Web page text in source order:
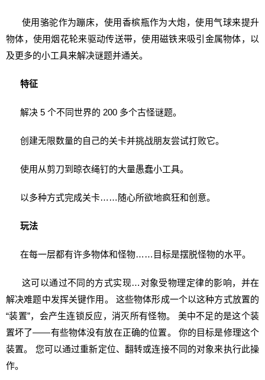
使用骆驼作为蹦床，使用香槟瓶作为大炮，使用气球来提升
物体，使用烟花轮来驱动传送带，使用磁铁来吸引金属物体，以
及更多的小工具来解决谜题并通关。
特征
解决 5 个不同世界的 200 多个古怪谜题。
创建无限数量的自己的关卡并挑战朋友尝试打败它。
使用从剪刀到晾衣绳钉的大量愚蠢小工具。
以多种方式完成关卡……随心所欲地疯狂和创意。
玩法
在每一层都有许多物体和怪物……目标是摆脱怪物的水平。
这可以通过不同的方式实现…对象受物理定律的影响，并在
解决难题中发挥关键作用。 这些物体形成一个以这种方式放置的
“装置”，会产生连锁反应，消灭所有怪物。 美中不足的是这个装
置坏了——有些物体没有放在正确的位置。 你的目标是修理这个
装置。 您可以通过重新定位、翻转或连接不同的对象来执行此操
作。